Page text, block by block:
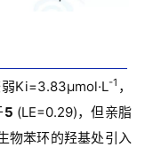
Ki=3.83μmol·L-1 ，
5 (LE=0.29)，但亲脂
物苯环的羟基处引入